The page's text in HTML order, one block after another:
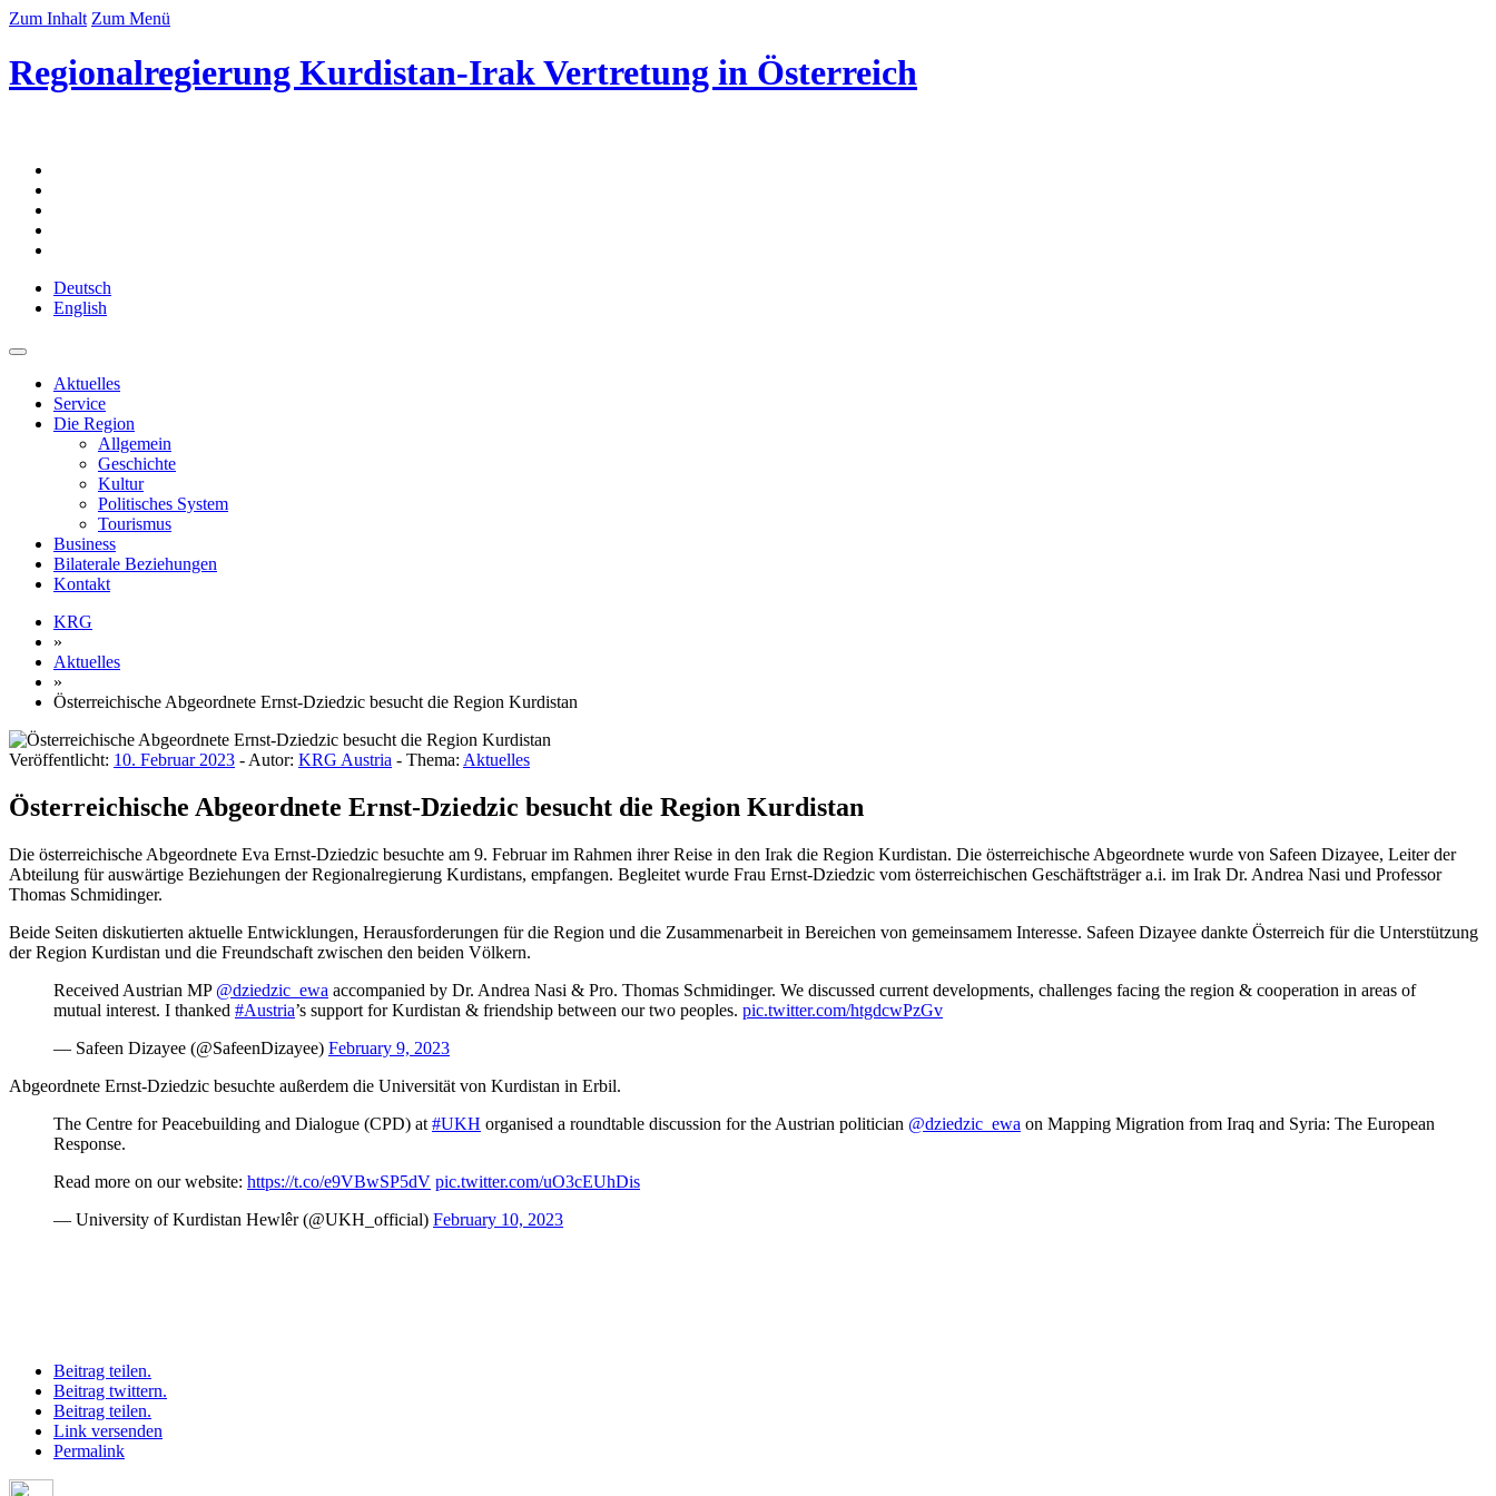
Zum Inhalt Zum Menü
Regionalregierung Kurdistan-Irak Vertretung in Österreich
Deutsch
English
Aktuelles
Service
Die Region
Allgemein
Geschichte
Kultur
Politisches System
Tourismus
Business
Bilaterale Beziehungen
Kontakt
KRG
»
Aktuelles
»
Österreichische Abgeordnete Ernst-Dziedzic besucht die Region Kurdistan
Veröffentlicht: 10. Februar 2023 - Autor: KRG Austria - Thema: Aktuelles
Österreichische Abgeordnete Ernst-Dziedzic besucht die Region Kurdistan
Die österreichische Abgeordnete Eva Ernst-Dziedzic besuchte am 9. Februar im Rahmen ihrer Reise in den Irak die Region Kurdistan. Die österreichische Abgeordnete wurde von Safeen Dizayee, Leiter der
Abteilung für auswärtige Beziehungen der Regionalregierung Kurdistans, empfangen. Begleitet wurde Frau Ernst-Dziedzic vom österreichischen Geschäftsträger a.i. im Irak Dr. Andrea Nasi und Professor
Thomas Schmidinger.
Beide Seiten diskutierten aktuelle Entwicklungen, Herausforderungen für die Region und die Zusammenarbeit in Bereichen von gemeinsamem Interesse. Safeen Dizayee dankte Österreich für die Unterstützung
der Region Kurdistan und die Freundschaft zwischen den beiden Völkern.
Received Austrian MP @dziedzic_ewa accompanied by Dr. Andrea Nasi & Pro. Thomas Schmidinger. We discussed current developments, challenges facing the region & cooperation in areas of
mutual interest. I thanked #Austria’s support for Kurdistan & friendship between our two peoples. pic.twitter.com/htgdcwPzGv
— Safeen Dizayee (@SafeenDizayee) February 9, 2023
Abgeordnete Ernst-Dziedzic besuchte außerdem die Universität von Kurdistan in Erbil.
The Centre for Peacebuilding and Dialogue (CPD) at #UKH organised a roundtable discussion for the Austrian politician @dziedzic_ewa on Mapping Migration from Iraq and Syria: The European
Response.
Read more on our website: https://t.co/e9VBwSP5dV pic.twitter.com/uO3cEUhDis
— University of Kurdistan Hewlêr (@UKH_official) February 10, 2023
Beitrag teilen.
Beitrag twittern.
Beitrag teilen.
Link versenden
Permalink